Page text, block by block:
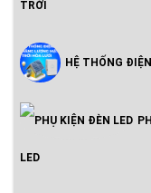
TRỜI
HỆ THỐNG
LED